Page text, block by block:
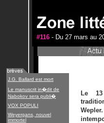
#116 - Du 27 mars au
J.G. Ballard est mort
Le manuscrit in�dit de
Nabokov sera publi�
VOX POPULI
Weyergans, nouvel
immortel
Le